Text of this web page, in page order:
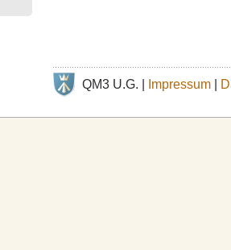
QM3 U.G. | Impressum